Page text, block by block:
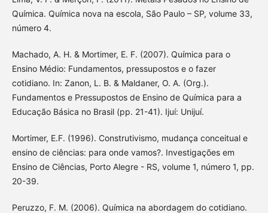
Química. Química nova na escola, São Paulo – SP, volume 33,
número 4.
Machado, A. H. & Mortimer, E. F. (2007). Química para o
Ensino Médio: Fundamentos, pressupostos e o fazer
cotidiano. In: Zanon, L. B. & Maldaner, O. A. (Org.).
Fundamentos e Pressupostos de Ensino de Química para a
Educação Básica no Brasil (pp. 21-41). Ijuí: Unijuí.
Mortimer, E.F. (1996). Construtivismo, mudança conceitual e
ensino de ciências: para onde vamos?. Investigações em
Ensino de Ciências, Porto Alegre - RS, volume 1, número 1, pp.
20-39.
Peruzzo, F. M. (2006). Química na abordagem do cotidiano.